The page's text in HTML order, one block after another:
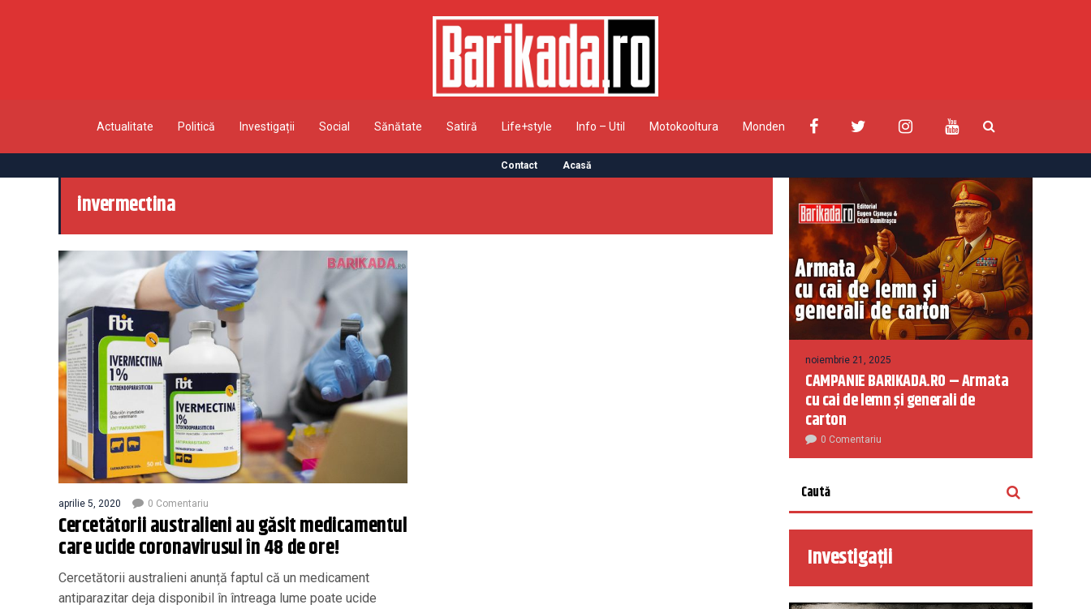
Actualitate Politică Investigații Social Sănătate Satiră Life+style Info – Util Motokooltura Monden
Contact Acasă
invermectina
aprilie 5, 2020 0 Comentariu
Cercetătorii australieni au găsit medicamentul
care ucide coronavirusul în 48 de ore!
Cercetătorii australieni anunță faptul că un medicament
antiparazitar deja disponibil în întreaga lume poate ucide
noiembrie 21, 2025
CAMPANIE BARIKADA.RO – Armata
cu cai de lemn și generali de
carton
0 Comentariu
Investigații